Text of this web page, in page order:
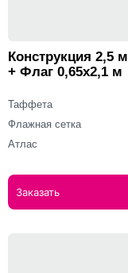
Конструкция 2,5 м
+ Флаг 0,65х2,1 м
Таффета
Флажная сетка
Атлас
Заказать